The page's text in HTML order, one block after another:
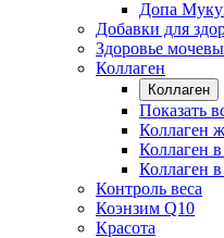
Допа
Добавки для
Здоровье
Коллаген
Коллаген
Показать
Коллаген
Коллаген
Коллаген в
Контроль веса
Коэнзим Q10
Красота